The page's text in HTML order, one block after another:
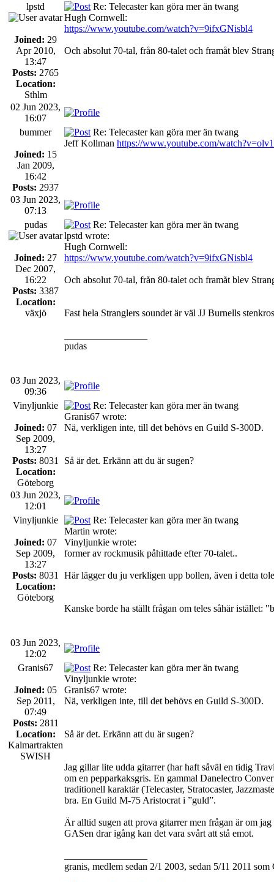
lpstd
Joined: 29
Apr 2010,
13:47
Posts: 2765
Location:
Sthlm
Re: Telecaster kan göra mer än twang
Hugh Cornwell:
https://www.youtube.com/watch?v=9ifxGNisbl4
Och absolut 70-tal, från 80-talet och framåt blev
02 Jun 2023,
16:07
bummer
Joined: 15
Jan 2009,
16:42
Posts: 2937
Re: Telecaster kan göra mer än twang
Jeff Kollman https://www.youtube.com/
03 Jun 2023,
07:13
pudas
Joined: 27
Dec 2007,
16:22
Posts: 3387
Location:
växjö
Re: Telecaster kan göra mer än twang
lpstd wrote:
Hugh Cornwell:
https://www.youtube.com/watch?v=9ifxGNisbl4
Och absolut 70-tal, från 80-talet och framåt blev
Fast hela Stranglers soundet är väl JJ Burnells
pudas
03 Jun 2023,
09:36
Vinyljunkie
Joined: 07
Sep 2009,
13:27
Posts: 8031
Location:
Göteborg
Re: Telecaster kan göra mer än twang
Granis67 wrote:
Nä, verkligen inte, till det behövs en Guild S-300D.
Så är det. Erkänn att du är sugen?
03 Jun 2023,
12:01
Vinyljunkie
Joined: 07
Sep 2009,
13:27
Posts: 8031
Location:
Göteborg
Re: Telecaster kan göra mer än twang
Martin wrote:
Vinyljunkie wrote:
former av rockmusik påhittade efter 70-talet..
Här lägger du ju verkligen upp bollen, även i detta
Kanske borde ha ställt frågan om teles såhär istället:
03 Jun 2023,
12:02
Granis67
Joined: 05
Sep 2011,
07:49
Posts: 2811
Location:
Kalmartrakten
SWISH
Re: Telecaster kan göra mer än twang
Vinyljunkie wrote:
Granis67 wrote:
Nä, verkligen inte, till det behövs en Guild S-300D.
Så är det. Erkänn att du är sugen?
Jag gillar lite udda gitarrer (har haft såväl en tidig
om en pepparkaksgris. En gammal Danelectro
traditionell karaktär (Telecaster, Stratocaster,
bra. En Guild M-75 Aristocrat i ”guld”.
Är alltid sugen att prova gitarrer men frågan är om
GASen drar igång kan det vara svårt att stå emot.
granis, medlem sedan 2/1 2003, sedan 5/11 2011 som